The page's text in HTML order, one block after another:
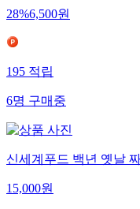
28%6,500원
195적립
6명구매중
신세계푸드 백년 옛날
15,000원